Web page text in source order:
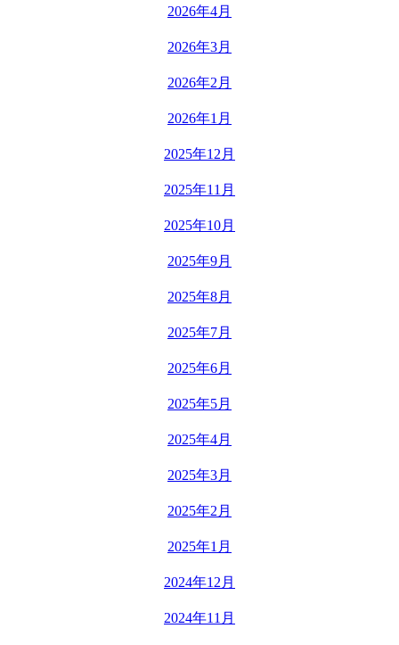
2026年4月
2026年3月
2026年2月
2026年1月
2025年12月
2025年11月
2025年10月
2025年9月
2025年8月
2025年7月
2025年6月
2025年5月
2025年4月
2025年3月
2025年2月
2025年1月
2024年12月
2024年11月